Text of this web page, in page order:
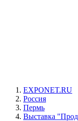
EXPONET.RU
Россия
Пермь
Выставка